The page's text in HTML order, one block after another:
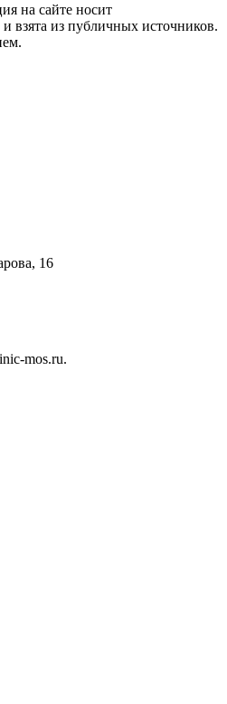
на сайте носит
взята из публичных источников.
16
mos.ru.